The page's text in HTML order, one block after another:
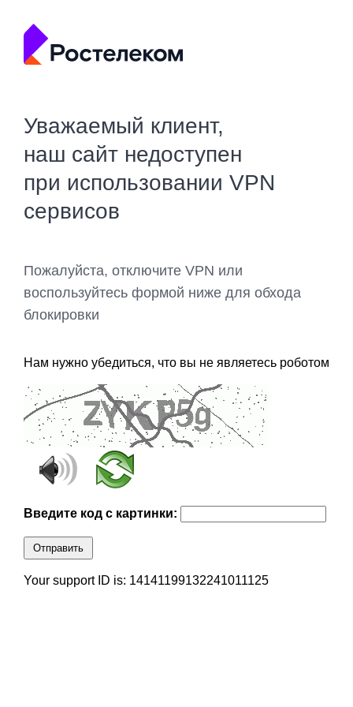
Уважаемый клиент,
наш сайт недоступен
при использовании VPN
сервисов
Пожалуйста, отключите VPN или
воспользуйтесь формой ниже для обхода
блокировки
Нам нужно убедиться, что вы не являетесь роботом
Введите код с картинки:
Отправить
Your support ID is: 14141199132241011125